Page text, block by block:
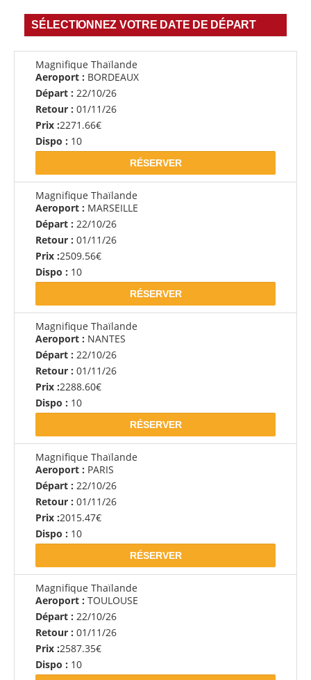
SÉLECTIONNEZ VOTRE DATE DE DÉPART
Magnifique Thaïlande
Aeroport : BORDEAUX
Départ : 22/10/26
Retour : 01/11/26
Prix :2271.66€
Dispo : 10
RÉSERVER
Magnifique Thaïlande
Aeroport : MARSEILLE
Départ : 22/10/26
Retour : 01/11/26
Prix :2509.56€
Dispo : 10
RÉSERVER
Magnifique Thaïlande
Aeroport : NANTES
Départ : 22/10/26
Retour : 01/11/26
Prix :2288.60€
Dispo : 10
RÉSERVER
Magnifique Thaïlande
Aeroport : PARIS
Départ : 22/10/26
Retour : 01/11/26
Prix :2015.47€
Dispo : 10
RÉSERVER
Magnifique Thaïlande
Aeroport : TOULOUSE
Départ : 22/10/26
Retour : 01/11/26
Prix :2587.35€
Dispo : 10